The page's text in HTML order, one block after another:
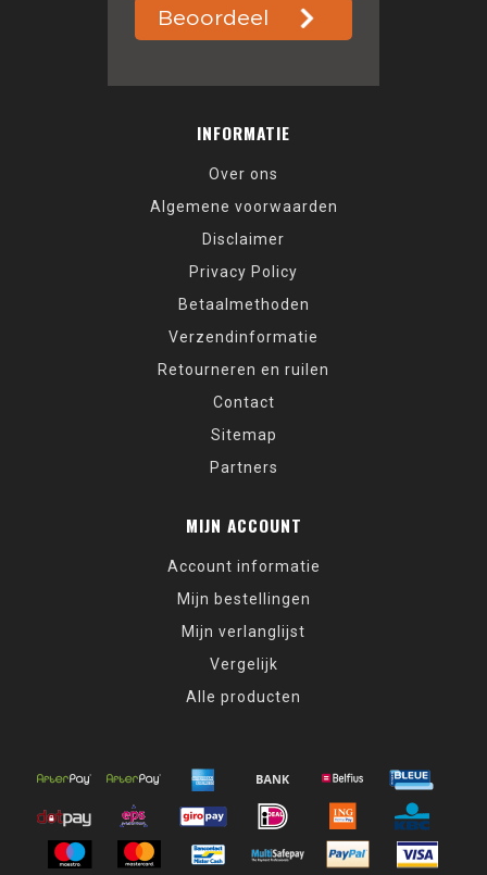
INFORMATIE
Over ons
Algemene voorwaarden
Disclaimer
Privacy Policy
Betaalmethoden
Verzendinformatie
Retourneren en ruilen
Contact
Sitemap
Partners
MIJN ACCOUNT
Account informatie
Mijn bestellingen
Mijn verlanglijst
Vergelijk
Alle producten